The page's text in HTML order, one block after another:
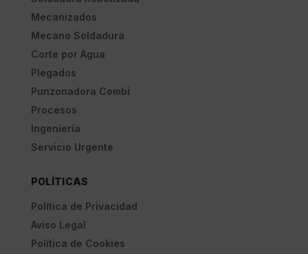
Mecanizados
Mecano Soldadura
Corte por Agua
Plegados
Punzonadora Combi
Procesos
Ingeniería
Servicio Urgente
POLÍTICAS
Política de Privacidad
Aviso Legal
Política de Cookies